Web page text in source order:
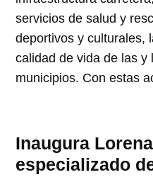
servicios de salud y
deportivos y culturales,
calidad de vida de las y
municipios. Con estas
Inaugura
especializado